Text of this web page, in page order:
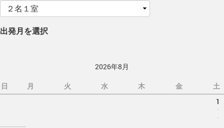
出発月を選択
2026年8月
日 月 火 水 木 金
土
1
-
-